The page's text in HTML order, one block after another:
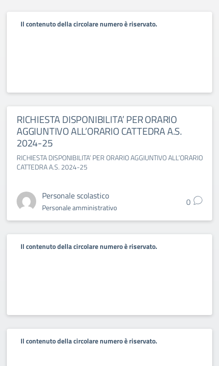
Il contenuto della circolare numero è riservato.
RICHIESTA DISPONIBILITA’ PER ORARIO
AGGIUNTIVO ALL’ORARIO CATTEDRA A.S.
2024-25
RICHIESTA DISPONIBILITA’ PER ORARIO AGGIUNTIVO ALL’ORARIO
CATTEDRA A.S. 2024-25
Personale scolastico
Personale amministrativo 0
Il contenuto della circolare numero è riservato.
Il contenuto della circolare numero è riservato.